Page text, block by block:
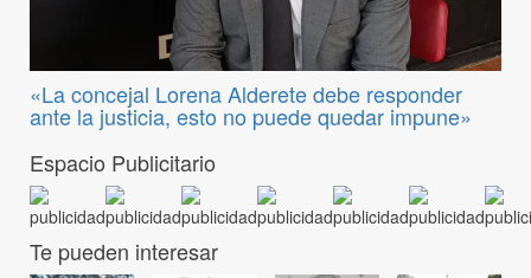
«La concejal Lorena Alderete debe responder
ante la justicia, esto no puede quedar impune»
Espacio Publicitario
Te pueden interesar